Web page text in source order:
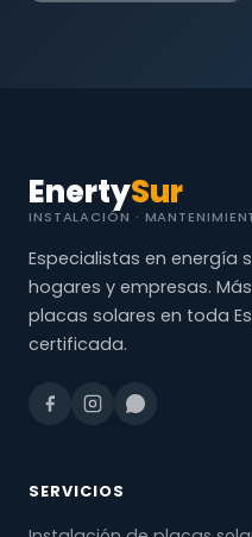
EnertySur
INSTALACIÓN ·
Especialistas en
hogares y empresas.
placas solares en toda
certificada.
SERVICIOS